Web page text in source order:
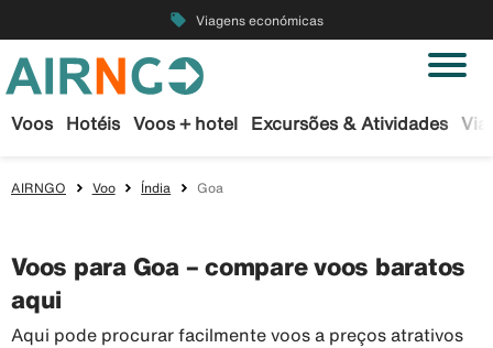
local_offer Viagens económicas
Voos Hotéis Voos + hotel Excursões & Atividades
AIRNGO Voo Índia Goa
Voos para Goa – compare voos baratos
aqui
Aqui pode procurar facilmente voos a preços atrativos